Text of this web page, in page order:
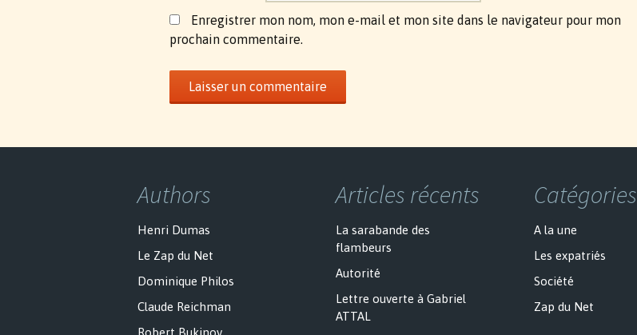
Enregistrer mon nom, mon e-mail et mon site dans le navigateur pour mon
prochain commentaire.
Authors
Henri Dumas
Le Zap du Net
Dominique Philos
Claude Reichman
Robert Bukinov
Articles récents
La sarabande des
flambeurs
Autorité
Lettre ouverte à Gabriel
ATTAL
Catégories
A la une
Les expatriés
Société
Zap du Net